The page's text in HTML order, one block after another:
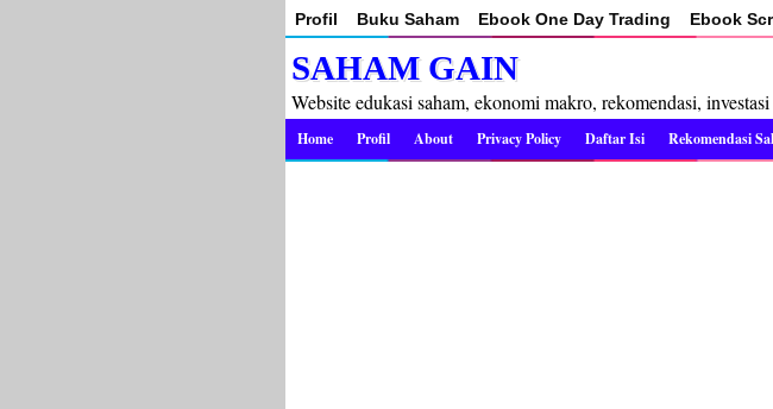
Profil Buku Saham Ebook One Day Trading Ebook
SAHAM GAIN
Website edukasi saham, ekonomi makro, rekomendasi,
Home Profil About Privacy Policy Daftar Isi Rekomendasi